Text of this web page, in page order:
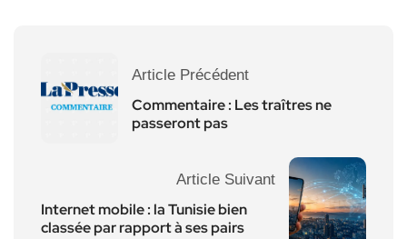
Article Précédent
Commentaire : Les traîtres ne
passeront pas
Article Suivant
Internet mobile : la Tunisie bien
classée par rapport à ses pairs